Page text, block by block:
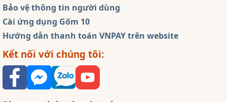
Bảo vệ thông tin người dùng
Cài ứng dụng Gốm 10
Hướng dẫn thanh toán VNPAY trên website
Kết nối với chúng tôi: